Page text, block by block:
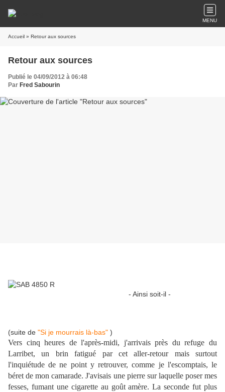
MENU
Accueil » Retour aux sources
Retour aux sources
Publié le 04/09/2012 à 06:48
Par Fred Sabourin
- Ainsi soit-il -
(suite de "Si je mourrais là-bas" )
Vers cinq heures de l'après-midi, j'arrivais près du refuge du
Larribet, un brin fatigué par cet aller-retour mais surtout
l'inquiétude de ne point y retrouver, comme je l'escomptais, le
béret de mon camarade. J'avisais une pierre sur laquelle poser mes
fesses, fumant une cigarette au goût amère. La seconde fut plus